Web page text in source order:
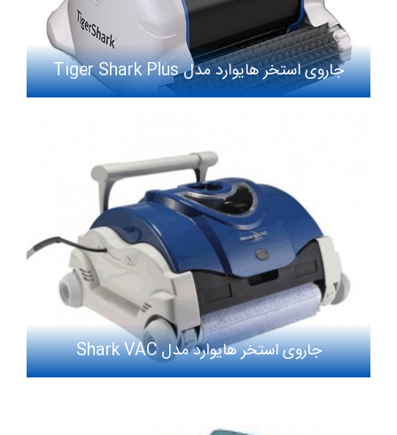
جاروی استخر هایوارد مدل Tiger Shark Plus
جاروی استخر هایوارد مدل Shark VAC